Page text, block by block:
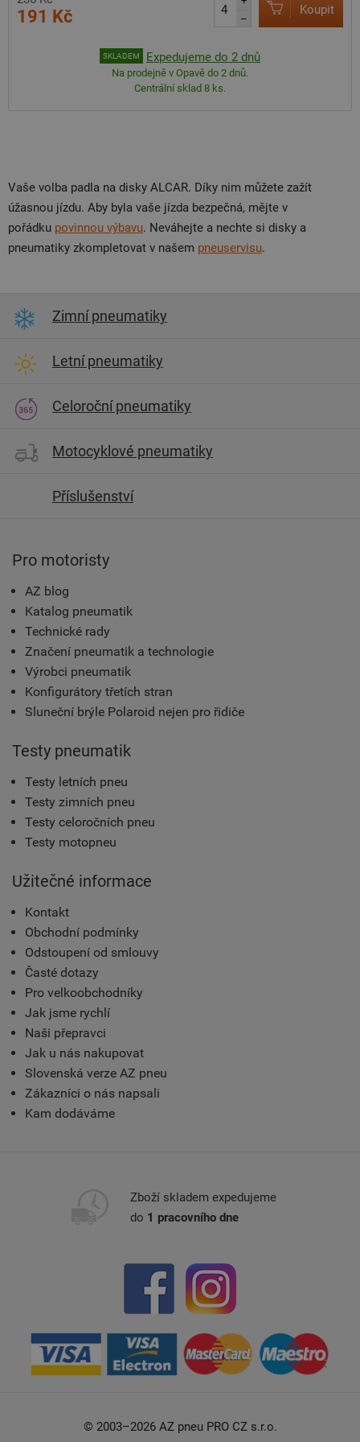
191 Kč
–
Koupit
SKLADEM Expedujeme do 2 dnů
Na prodejně v Opavě do 2 dnů.
Centrální sklad 8 ks.
Vaše volba padla na disky ALCAR. Díky nim můžete zažít
úžasnou jízdu. Aby byla vaše jízda bezpečná, mějte v
pořádku povinnou výbavu. Neváhejte a nechte si disky a
pneumatiky zkompletovat v našem pneuservisu.
Zimní pneumatiky
Letní pneumatiky
Celoroční pneumatiky
Motocyklové pneumatiky
Příslušenství
Pro motoristy
AZ blog
Katalog pneumatik
Technické rady
Značení pneumatik a technologie
Výrobci pneumatik
Konfigurátory třetích stran
Sluneční brýle Polaroid nejen pro řidiče
Testy pneumatik
Testy letních pneu
Testy zimních pneu
Testy celoročních pneu
Testy motopneu
Užitečné informace
Kontakt
Obchodní podmínky
Odstoupení od smlouvy
Časté dotazy
Pro velkoobchodníky
Jak jsme rychlí
Naši přepravci
Jak u nás nakupovat
Slovenská verze AZ pneu
Zákazníci o nás napsali
Kam dodáváme
Zboží skladem expedujeme
do 1 pracovního dne
© 2003–2026 AZ pneu PRO CZ s.r.o.